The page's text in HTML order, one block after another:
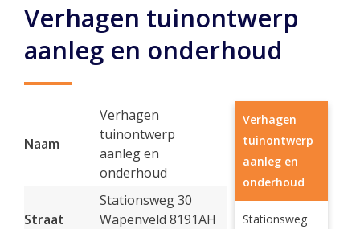
Verhagen tuinontwerp
aanleg en onderhoud
Naam
Verhagen
tuinontwerp
aanleg en
onderhoud
Straat
Stationsweg 30
Wapenveld 8191AH
Verhagen
tuinontwerp
aanleg en
onderhoud
Stationsweg